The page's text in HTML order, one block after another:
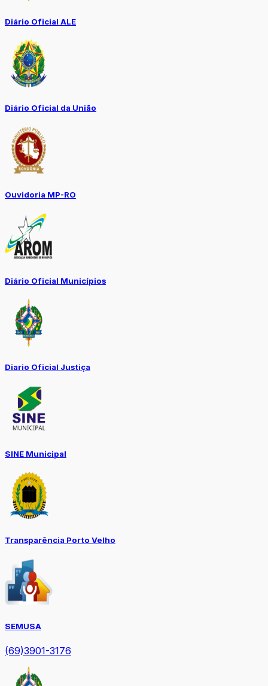
Diário Oficial ALE
Diário Oficial da União
Ouvidoria MP-RO
Diário Oficial Municípios
Diario Oficial Justiça
SINE Municipal
Transparência Porto Velho
SEMUSA
(69)3901-3176